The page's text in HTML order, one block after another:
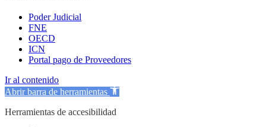
Poder Judicial
FNE
OECD
ICN
Portal pago de Proveedores
Ir al contenido
Abrir barra de herramientas
Herramientas de accesibilidad